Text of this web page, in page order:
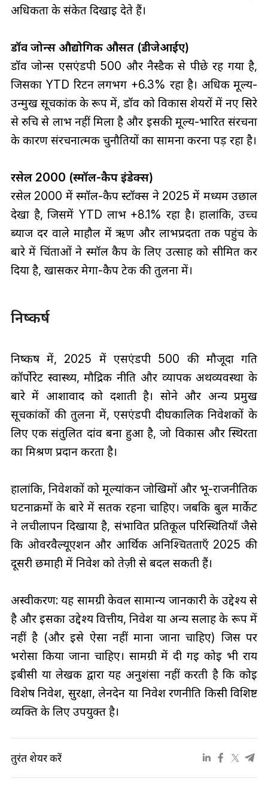
अधिकता के संकेत दिखाई देते हैं।
डॉव जोन्स औद्योगिक औसत (डीजेआईए)
डॉव जोन्स एसएंडपी 500 और नैस्डैक से पीछे रह गया है,
जिसका YTD रिटर्न लगभग +6.3% रहा है। अधिक मूल्य-
उन्मुख सूचकांक के रूप में, डॉव को विकास शेयरों में नए सिरे
से रुचि से लाभ नहीं मिला है और इसकी मूल्य-भारित संरचना
के कारण संरचनात्मक चुनौतियों का सामना करना पड़ रहा है।
रसेल 2000 (स्मॉल-कैप इंडेक्स)
रसेल 2000 में स्मॉल-कैप स्टॉक्स ने 2025 में मध्यम उछाल
देखा है, जिसमें YTD लाभ +8.1% रहा है। हालांकि, उच्च
ब्याज दर वाले माहौल में ऋण और लाभप्रदता तक पहुंच के
बारे में चिंताओं ने स्मॉल कैप के लिए उत्साह को सीमित कर
दिया है, खासकर मेगा-कैप टेक की तुलना में।
निष्कर्ष
निष्कर्ष में, 2025 में एसएंडपी 500 की मौजूदा गति
कॉर्पोरेट स्वास्थ्य, मौद्रिक नीति और व्यापक अर्थव्यवस्था के
बारे में आशावाद को दर्शाती है। सोने और अन्य प्रमुख
सूचकांकों की तुलना में, एसएंडपी दीर्घकालिक निवेशकों के
लिए एक संतुलित दांव बना हुआ है, जो विकास और स्थिरता
का मिश्रण प्रदान करता है।
हालांकि, निवेशकों को मूल्यांकन जोखिमों और भू-राजनीतिक
घटनाक्रमों के बारे में सतर्क रहना चाहिए। जबकि बुल मार्केट
ने लचीलापन दिखाया है, संभावित प्रतिकूल परिस्थितियाँ जैसे
कि ओवरवैल्यूएशन और आर्थिक अनिश्चितताएँ 2025 की
दूसरी छमाही में निवेश को तेज़ी से बदल सकती हैं।
अस्वीकरण: यह सामग्री केवल सामान्य जानकारी के उद्देश्य से
है और इसका उद्देश्य वित्तीय, निवेश या अन्य सलाह के रूप में
नहीं है (और इसे ऐसा नहीं माना जाना चाहिए) जिस पर
भरोसा किया जाना चाहिए। सामग्री में दी गई कोई भी राय
ईबीसी या लेखक द्वारा यह अनुशंसा नहीं करती है कि कोई
विशेष निवेश, सुरक्षा, लेनदेन या निवेश रणनीति किसी विशिष्ट
व्यक्ति के लिए उपयुक्त है।
तुरंत शेयर करें